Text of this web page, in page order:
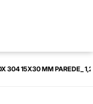
304 15X30 MM PAREDE_